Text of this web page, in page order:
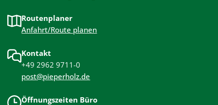
Routenplaner
Anfahrt/Route planen
Kontakt
+49 2962 9711-0
post@pieperholz.de
Öffnungszeiten Büro